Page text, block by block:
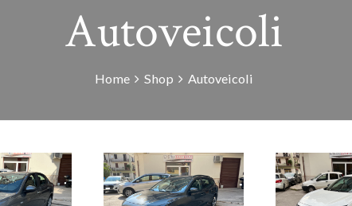
Autoveicoli
Home Shop Autoveicoli